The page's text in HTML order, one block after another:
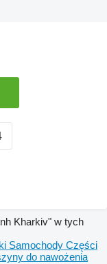
Kharkiv" w tych
Samochody Części
do nawożenia